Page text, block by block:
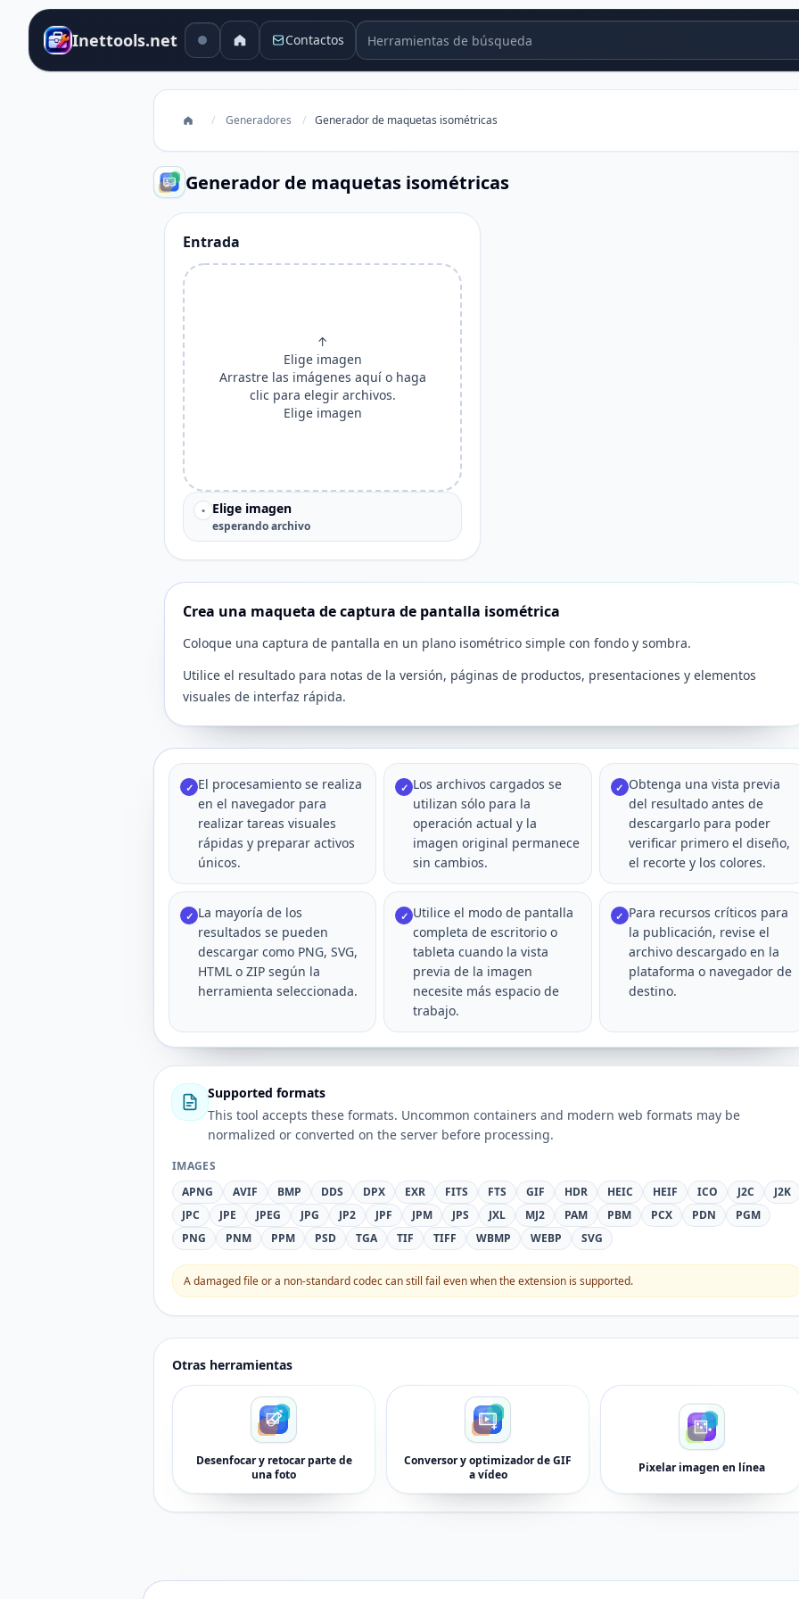
Inettools.net Contactos Herramientas de búsqueda
/ Generadores / Generador de maquetas isométricas
Generador de maquetas isométricas
Entrada
↑
Elige imagen
Arrastre las imágenes aquí o haga
clic para elegir archivos.
Elige imagen
• Elige imagen
esperando archivo
Crea una maqueta de captura de pantalla isométrica
Coloque una captura de pantalla en un plano isométrico simple con fondo y sombra.
Utilice el resultado para notas de la versión, páginas de productos, presentaciones y elementos
visuales de interfaz rápida.
✓ El procesamiento se realiza
en el navegador para
realizar tareas visuales
rápidas y preparar activos
únicos.
✓ Los archivos cargados se
utilizan sólo para la
operación actual y la
imagen original permanece
sin cambios.
✓ Obtenga una vista previa
del resultado antes de
descargarlo para poder
verificar primero el diseño,
el recorte y los colores.
✓ La mayoría de los
resultados se pueden
descargar como PNG, SVG,
HTML o ZIP según la
herramienta seleccionada.
✓ Utilice el modo de pantalla
completa de escritorio o
tableta cuando la vista
previa de la imagen
necesite más espacio de
trabajo.
✓ Para recursos críticos para
la publicación, revise el
archivo descargado en la
plataforma o navegador de
destino.
Supported formats
This tool accepts these formats. Uncommon containers and modern web formats may be
normalized or converted on the server before processing.
IMAGES
APNG
AVIF BMP DDS DPX EXR FITS FTS GIF HDR HEIC HEIF ICO J2C
J2K
JPC
JPE JPEG JPG JP2 JPF JPM JPS JXL MJ2 PAM PBM PCX PDN
PGM
PNG
PNM PPM PSD TGA TIF TIFF WBMP WEBP SVG
A damaged file or a non-standard codec can still fail even when the extension is supported.
Otras herramientas
Desenfocar y retocar parte de
una foto
Conversor y optimizador de GIF
a vídeo
Pixelar imagen en línea